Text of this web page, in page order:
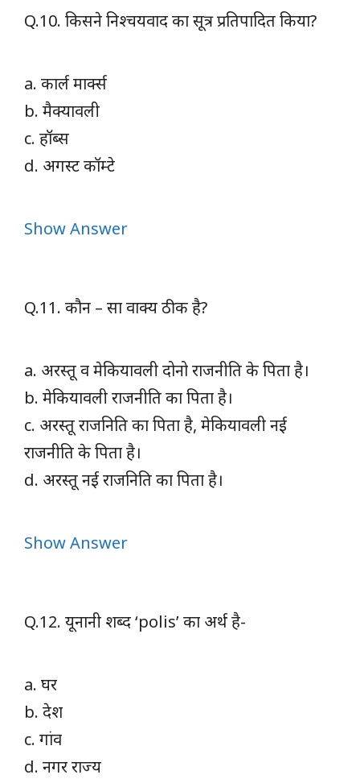
Q.10. किसने निश्चयवाद का सूत्र प्रतिपादित किया?
a. कार्ल मार्क्स
b. मैक्यावली
c. हॉब्स
d. अगस्ट कॉम्टे
Show Answer
Q.11. कौन – सा वाक्य ठीक है?
a. अरस्तू व मेकियावली दोनो राजनीति के पिता है।
b. मेकियावली राजनीति का पिता है।
c. अरस्तू राजनिति का पिता है, मेकियावली नई
राजनीति के पिता है।
d. अरस्तू नई राजनिति का पिता है।
Show Answer
Q.12. यूनानी शब्द ‘polis’ का अर्थ है-
a. घर
b. देश
c. गांव
d. नगर राज्य